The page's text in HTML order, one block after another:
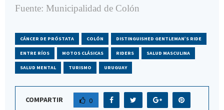
Fuente: Municipalidad de Colón
CÁNCER DE PRÓSTATA COLÓN DISTINGUISHED GENTLEMAN’S RIDE
ENTRE RÍOS MOTOS CLÁSICAS RIDERS SALUD MASCULINA
SALUD MENTAL TURISMO URUGUAY
COMPARTIR 0